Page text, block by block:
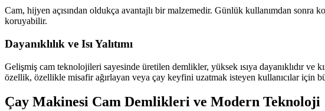
Cam, hijyen açısından oldukça avantajlı bir malzemedir. Günlük kullanımdan
koruyabilir.
Dayanıklılık ve Isı Yalıtımı
Gelişmiş cam teknolojileri sayesinde üretilen demlikler, yüksek ısıya dayanıklıdır ve
özellik, özellikle misafir ağırlayan veya çay keyfini uzatmak isteyen kullanıcılar için
Çay Makinesi Cam Demlikleri ve Modern Teknoloji